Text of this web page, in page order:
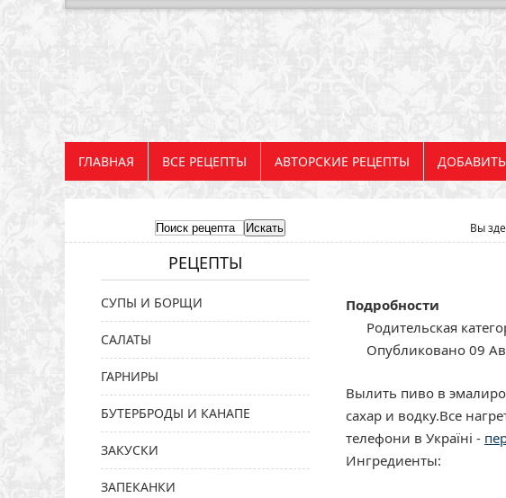
ГЛАВНАЯ ВСЕ РЕЦЕПТЫ АВТОРСКИЕ РЕЦЕПТЫ
Вы
РЕЦЕПТЫ
СУПЫ И БОРЩИ
САЛАТЫ
ГАРНИРЫ
БУТЕРБРОДЫ И КАНАПЕ
ЗАКУСКИ
ЗАПЕКАНКИ
Подробности
Родительская
Опубликовано 09
Вылить пиво в
сахар и водку.Все
телефони в Україні -
Ингредиенты: